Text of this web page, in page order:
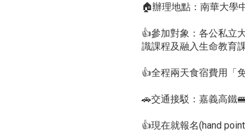
🏠辦理地點：南華大學
👍參加對象：各公私立
識課程及融入生命教育
👍全程兩天食宿費用「
🚗交通接駁：嘉義高鐵
👍現在就報名(hand